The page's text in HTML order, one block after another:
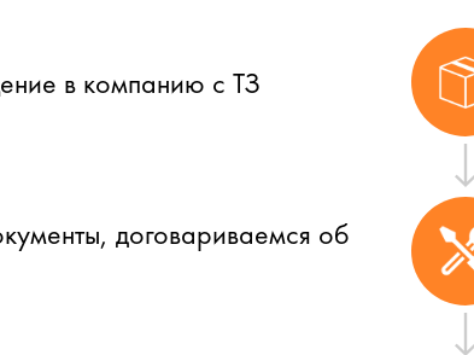
в компанию с ТЗ
договариваемся об